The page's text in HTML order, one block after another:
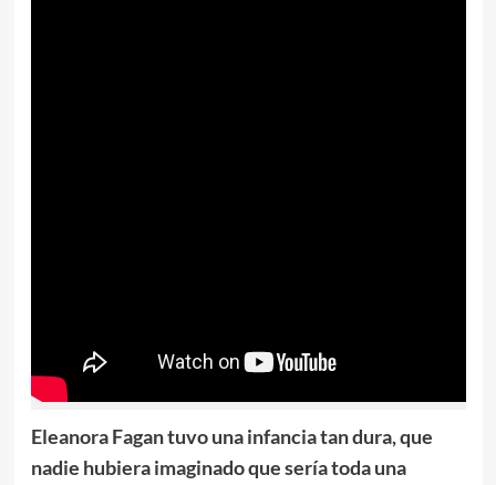
Eleanora Fagan tuvo una infancia tan dura, que
nadie hubiera imaginado que sería toda una